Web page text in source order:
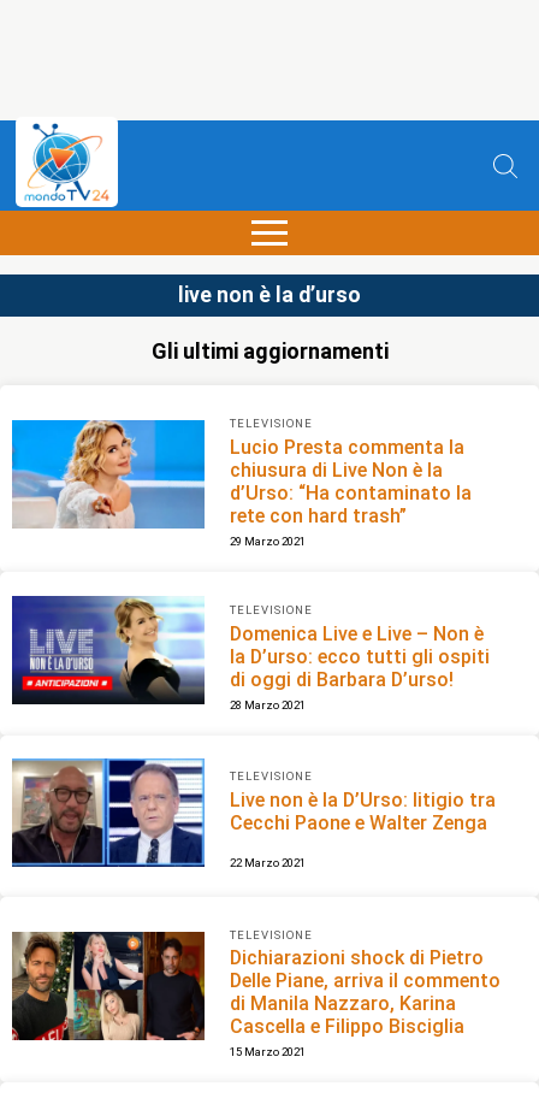
live non è la d’urso
Gli ultimi aggiornamenti
TELEVISIONE
Lucio Presta commenta la
chiusura di Live Non è la
d’Urso: “Ha contaminato la
rete con hard trash”
29 Marzo 2021
TELEVISIONE
Domenica Live e Live – Non è
la D’urso: ecco tutti gli ospiti
di oggi di Barbara D’urso!
28 Marzo 2021
TELEVISIONE
Live non è la D’Urso: litigio tra
Cecchi Paone e Walter Zenga
22 Marzo 2021
TELEVISIONE
Dichiarazioni shock di Pietro
Delle Piane, arriva il commento
di Manila Nazzaro, Karina
Cascella e Filippo Bisciglia
15 Marzo 2021